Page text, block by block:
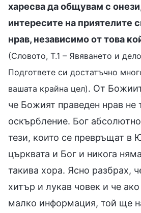
харесва да общувам с
интересите на приятелите
нрав, независимо от това
(Словото, Т.1 – Явяването и
Подгответе си достатъчно
вашата крайна цел). От
че Божият праведен нрав не
оскърбление. Бог
тези, които се превръщат в
църквата и Бог и никога
такива хора. Ясно разбрах,
хитър и лукав човек и че
малко информация, той ще